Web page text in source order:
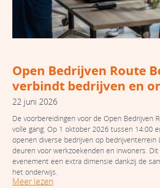
Open Bedrijven Route
verbindt bedrijven en
22 juni 2026
De voorbereidingen voor de Open Bedrijven
volle gang. Op 1 oktober 2026 tussen 14:00
openen diverse bedrijven op bedrijventerrein
deuren voor werkzoekenden en inwoners.
evenement een extra dimensie dankzij de
het onderwijs.
Meer lezen